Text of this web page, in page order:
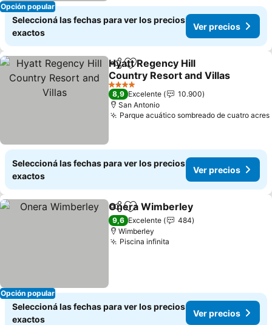
Opción popular
Seleccioná las fechas para ver los precios
exactos
Ver precios
CompartirAñadir a favoritos
Hyatt Regency Hill
Country Resort and Villas
4 Estrellas
8,9 Excelente
10.900
San Antonio
Parque acuático sombreado de cuatro acres
Seleccioná las fechas para ver los precios
exactos
Ver precios
Opción popular
CompartirAñadir a favoritos
Onera Wimberley
9,6 Excelente
484
Wimberley
Piscina infinita
Seleccioná las fechas para ver los precios
exactos
Ver precios